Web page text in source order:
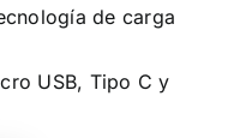
de carga
USB, Tipo C y